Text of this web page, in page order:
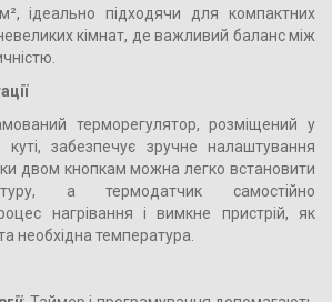
ідеально підходячи для компактних
кімнат, де важливий баланс між
терморегулятор, розміщений у
забезпечує зручне налаштування
двом кнопкам можна легко встановити
а термодатчик самостійно
нагрівання і вимкне пристрій, як
необхідна температура.